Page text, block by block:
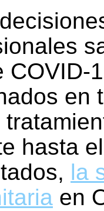
COVID-
en
hasta
la
en